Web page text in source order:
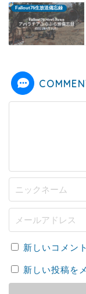
Fallout76生放送備忘録
新しいコメン
新しい投稿を